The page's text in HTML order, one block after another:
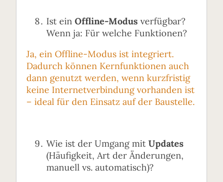
Ist ein Offline-Modus verfügbar?
Wenn ja: Für welche Funktionen?
Ja, ein Offline-Modus ist integriert.
Dadurch können Kernfunktionen auch
dann genutzt werden, wenn kurzfristig
keine Internetverbindung vorhanden ist
– ideal für den Einsatz auf der Baustelle.
Wie ist der Umgang mit Updates
(Häufigkeit, Art der Änderungen,
manuell vs. automatisch)?